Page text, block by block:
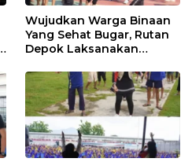
Wujudkan Warga Binaan
Yang Sehat Bugar, Rutan
Depok Laksanakan